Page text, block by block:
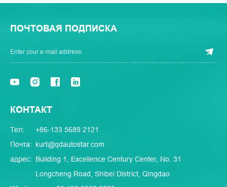
ПОЧТОВАЯ ПОДПИСКА
КОНТАКТ
Тел:
+86-133 5689 2121
Почта: kurt@qdautostar.com
адрес: Building 1, Excellence Century Center, No. 31
Longcheng Road, Shibei District, Qingdao